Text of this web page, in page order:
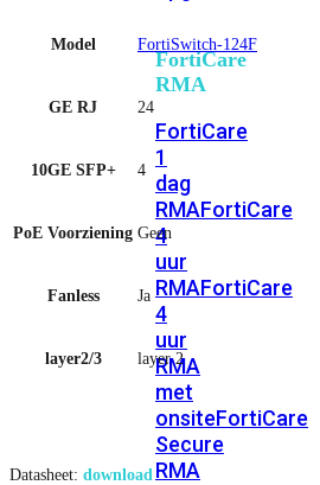
FortiCare
RMA
FortiCare
1
dag
RMAFortiCare
4
uur
RMAFortiCare
4
uur
RMA
met
onsiteFortiCare
Secure
RMA
Model FortiSwitch-124F
GE RJ 24
10GE SFP+ 4
PoE Voorziening Geen
Fanless Ja
layer2/3 layer 2
Datasheet: download